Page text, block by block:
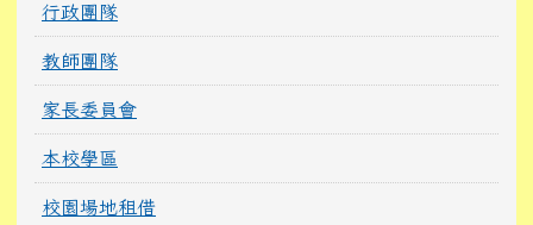
行政團隊
教師團隊
家長委員會
本校學區
校園場地租借